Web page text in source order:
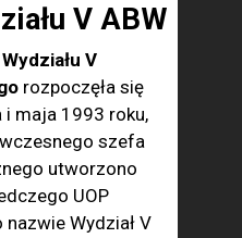
V ABW
Wydziału V
rozpoczęła się
i maja 1993 roku,
szefa
utworzono
UOP
Wydział V